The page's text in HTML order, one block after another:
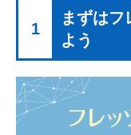
1
まずはフ
よう